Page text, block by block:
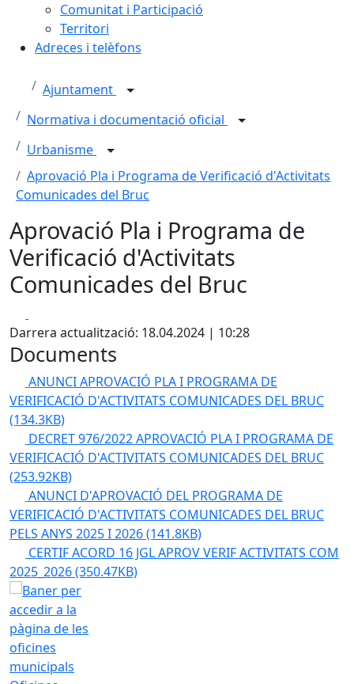
Comunitat i Participació
Territori
Adreces i telèfons
Ajuntament
Normativa i documentació oficial
Urbanisme
Aprovació Pla i Programa de Verificació d'Activitats
Comunicades del Bruc
Aprovació Pla i Programa de
Verificació d'Activitats
Comunicades del Bruc
Darrera actualització: 18.04.2024 | 10:28
Documents
ANUNCI APROVACIÓ PLA I PROGRAMA DE
VERIFICACIÓ D'ACTIVITATS COMUNICADES DEL BRUC
(134.3KB)
DECRET 976/2022 APROVACIÓ PLA I PROGRAMA DE
VERIFICACIÓ D'ACTIVITATS COMUNICADES DEL BRUC
(253.92KB)
ANUNCI D'APROVACIÓ DEL PROGRAMA DE
VERIFICACIÓ D'ACTIVITATS COMUNICADES DEL BRUC
PELS ANYS 2025 I 2026(141.8KB)
CERTIF ACORD 16 JGL APROV VERIF ACTIVITATS COM
2025_2026(350.47KB)